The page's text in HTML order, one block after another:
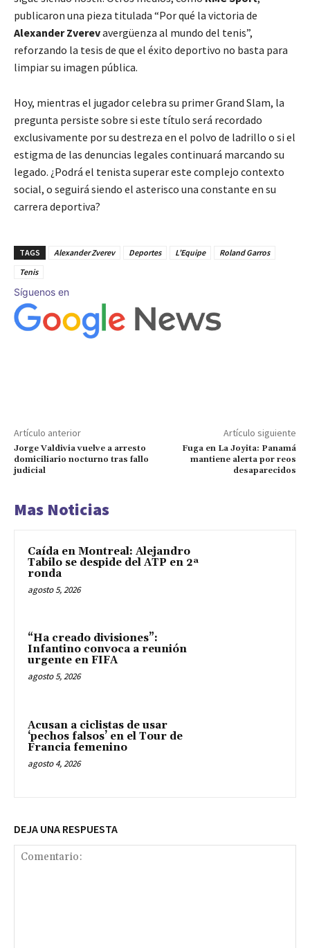
publicaron una pieza titulada “Por qué la victoria de
Alexander Zverevavergüenza al mundo del tenis”,
reforzando la tesis de que el éxito deportivo no basta para
limpiar su imagen pública.
Hoy, mientras el jugador celebra su primer Grand Slam, la
pregunta persiste sobre si este título será recordado
exclusivamente por su destreza en el polvo de ladrillo o si el
estigma de las denuncias legales continuará marcando su
legado. ¿Podrá el tenista superar este complejo contexto
social, o seguirá siendo el asterisco una constante en su
carrera deportiva?
TAGS Alexander Zverev Deportes L’Equipe
Roland Garros
Tenis
Síguenos en
Artículo anterior
Jorge Valdivia vuelve a arresto
domiciliario nocturno tras fallo
judicial
Artículo siguiente
Fuga en La Joyita: Panamá
mantiene alerta por reos
desaparecidos
Mas Noticias
Caída en Montreal: Alejandro
Tabilo se despide del ATP en 2ª
ronda
agosto 5, 2026
“Ha creado divisiones”:
Infantino convoca a reunión
urgente en FIFA
agosto 5, 2026
Acusan a ciclistas de usar
‘pechos falsos’ en el Tour de
Francia femenino
agosto 4, 2026
DEJA UNA RESPUESTA